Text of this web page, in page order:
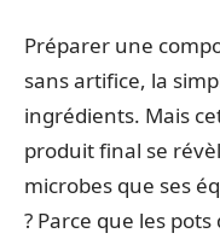
Préparer une
sans artifice, la
ingrédients. Mais
produit final se
microbes que ses
? Parce que les